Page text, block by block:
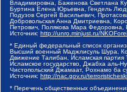
Владимировна, Баженова Светлана
Буртина Елена Юрьевна, Гендель
Подузов Сергей Васильевич,
Добровольская Анна Дмитриевна,
Петрович, Полякова Мара Федоровна,
Источник: http://unro.minjust.ru/
* Единый федеральный список
Высший военный Маджлисуль Шура,
Движение Талибан, Исламская
Исламское государство, Джабха
Чистопольский Джамаат, Рохнамо ба
Источник: http://nac.gov.ru/
* Перечень общественных